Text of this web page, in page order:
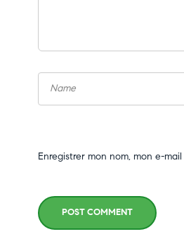
Enregistrer mon nom, mon e-
POST COMMENT